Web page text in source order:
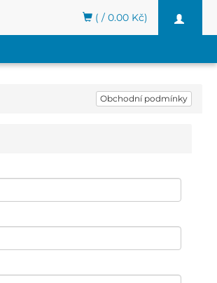
Toggle
( / 0.00 Kč)
Obchodní podmínky